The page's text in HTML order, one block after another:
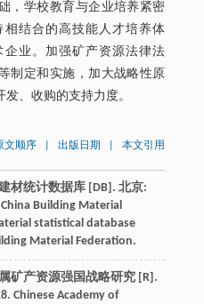
，学校教育与企业培养紧密
结合的高技能人才培养体
业。加强矿产资源法律法
制定和实施，加大战略性原
、收购的支持力度。
文顺序 出版日期 本文引用
材统计数据库 [DB]. 北京:
Building Material
statistical database
Material Federation.
矿产资源强国战略研究 [R].
Chinese Academy of